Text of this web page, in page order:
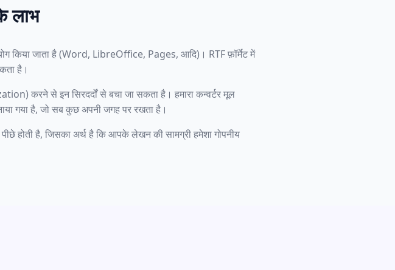
लाभ
किया जाता है (Word, LibreOffice, Pages, आदि)। RTF फ़ॉर्मेट में
है।
करने से इन सिरदर्दों से बचा जा सकता है। हमारा कन्वर्टर मूल
गया है, जो सब कुछ अपनी जगह पर रखता है।
होती है, जिसका अर्थ है कि आपके लेखन की सामग्री हमेशा गोपनीय